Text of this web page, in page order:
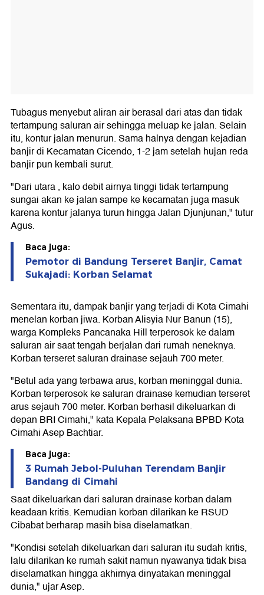
Tubagus menyebut aliran air berasal dari atas dan tidak
tertampung saluran air sehingga meluap ke jalan. Selain
itu, kontur jalan menurun. Sama halnya dengan kejadian
banjir di Kecamatan Cicendo, 1-2 jam setelah hujan reda
banjir pun kembali surut.
"Dari utara , kalo debit airnya tinggi tidak tertampung
sungai akan ke jalan sampe ke kecamatan juga masuk
karena kontur jalanya turun hingga Jalan Djunjunan," tutur
Agus.
Baca juga:
Pemotor di Bandung Terseret Banjir, Camat
Sukajadi: Korban Selamat
Sementara itu, dampak banjir yang terjadi di Kota Cimahi
menelan korban jiwa. Korban Alisyia Nur Banun (15),
warga Kompleks Pancanaka Hill terperosok ke dalam
saluran air saat tengah berjalan dari rumah neneknya.
Korban terseret saluran drainase sejauh 700 meter.
"Betul ada yang terbawa arus, korban meninggal dunia.
Korban terperosok ke saluran drainase kemudian terseret
arus sejauh 700 meter. Korban berhasil dikeluarkan di
depan BRI Cimahi," kata Kepala Pelaksana BPBD Kota
Cimahi Asep Bachtiar.
Baca juga:
3 Rumah Jebol-Puluhan Terendam Banjir
Bandang di Cimahi
Saat dikeluarkan dari saluran drainase korban dalam
keadaan kritis. Kemudian korban dilarikan ke RSUD
Cibabat berharap masih bisa diselamatkan.
"Kondisi setelah dikeluarkan dari saluran itu sudah kritis,
lalu dilarikan ke rumah sakit namun nyawanya tidak bisa
diselamatkan hingga akhirnya dinyatakan meninggal
dunia," ujar Asep.